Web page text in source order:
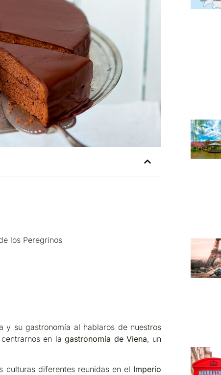
los Peregrinos
y su gastronomía al hablaros de nuestros
en lagastronomía de Viena, un
culturas diferentes reunidas en el Imperio